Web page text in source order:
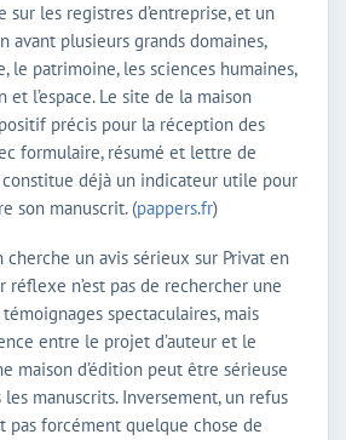
les registres d’entreprise, et un
avant plusieurs grands domaines,
le patrimoine, les sciences humaines,
et l’espace. Le site de la maison
précis pour la réception des
formulaire, résumé et lettre de
déjà un indicateur utile pour
son manuscrit. (pappers.fr)
cherche un avis sérieux sur Privat en
n’est pas de rechercher une
spectaculaires, mais
entre le projet d’auteur et le
maison d’édition peut être sérieuse
manuscrits. Inversement, un refus
pas forcément quelque chose de